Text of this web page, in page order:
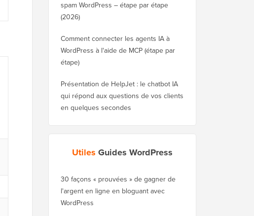
spam WordPress – étape par étape
(2026)
Comment connecter les agents IA à
WordPress à l'aide de MCP (étape par
étape)
Présentation de HelpJet : le chatbot IA
qui répond aux questions de vos clients
en quelques secondes
Utiles Guides WordPress
30 façons « prouvées » de gagner de
l'argent en ligne en bloguant avec
WordPress